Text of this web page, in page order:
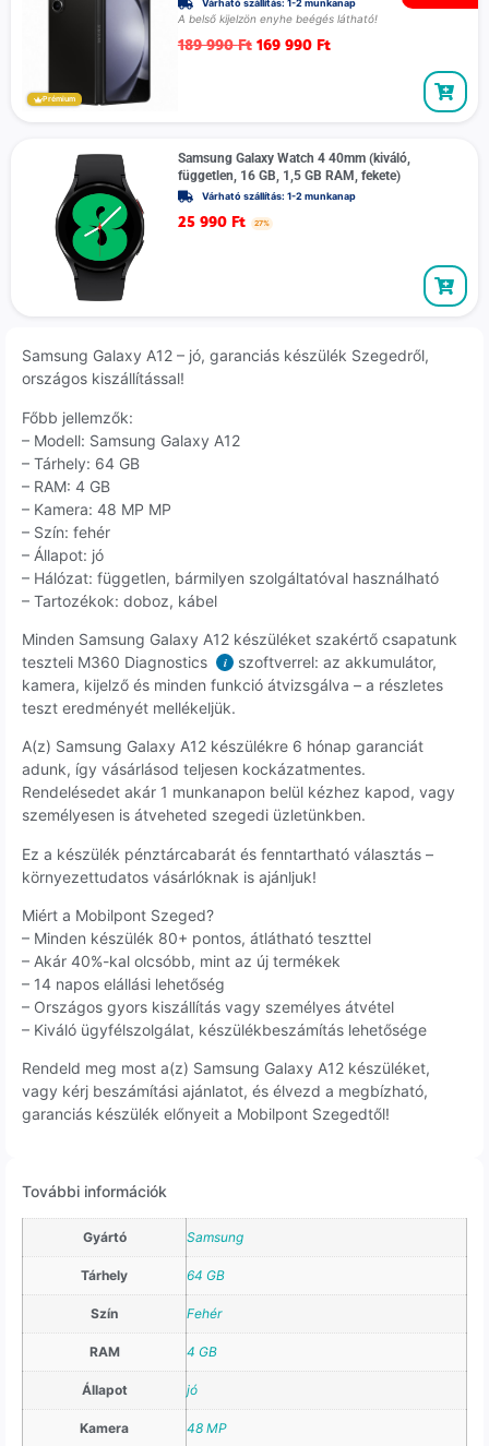
Prémium
A belső kijelzön enyhe beégés látható!
189 990Ft 169 990 Ft
Samsung Galaxy Watch 4 40mm (kiváló,
független, 16 GB, 1,5 GB RAM, fekete)
Várható szállítás: 1-2 munkanap
25 990 Ft 27%
Samsung Galaxy A12 – jó, garanciás készülék Szegedről,
országos kiszállítással!
Főbb jellemzők:
– Modell: Samsung Galaxy A12
– Tárhely: 64 GB
– RAM: 4 GB
– Kamera: 48 MP MP
– Szín: fehér
– Állapot: jó
– Hálózat: független, bármilyen szolgáltatóval használható
– Tartozékok: doboz, kábel
Minden Samsung Galaxy A12 készüléket szakértő csapatunk
teszteli M360 Diagnostics
i
szoftverrel: az akkumulátor,
kamera, kijelző és minden funkció átvizsgálva – a részletes
teszt eredményét mellékeljük.
A(z) Samsung Galaxy A12 készülékre 6 hónap garanciát
adunk, így vásárlásod teljesen kockázatmentes.
Rendelésedet akár 1 munkanapon belül kézhez kapod, vagy
személyesen is átveheted szegedi üzletünkben.
Ez a készülék pénztárcabarát és fenntartható választás –
környezettudatos vásárlóknak is ajánljuk!
Miért a Mobilpont Szeged?
– Minden készülék 80+ pontos, átlátható teszttel
– Akár 40%-kal olcsóbb, mint az új termékek
– 14 napos elállási lehetőség
– Országos gyors kiszállítás vagy személyes átvétel
– Kiváló ügyfélszolgálat, készülékbeszámítás lehetősége
Rendeld meg most a(z) Samsung Galaxy A12 készüléket,
vagy kérj beszámítási ajánlatot, és élvezd a megbízható,
garanciás készülék előnyeit a Mobilpont Szegedtől!
További információk
Gyártó Samsung
Tárhely 64 GB
Szín Fehér
RAM 4 GB
Állapot jó
Kamera 48 MP